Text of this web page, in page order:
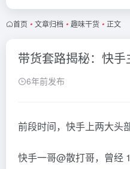
首页 • 文章归档 • 趣味干货 • 正文
带货套路揭秘：快
6年前发布
前段时间，快手上两大头
快手一哥@散打哥，曾经